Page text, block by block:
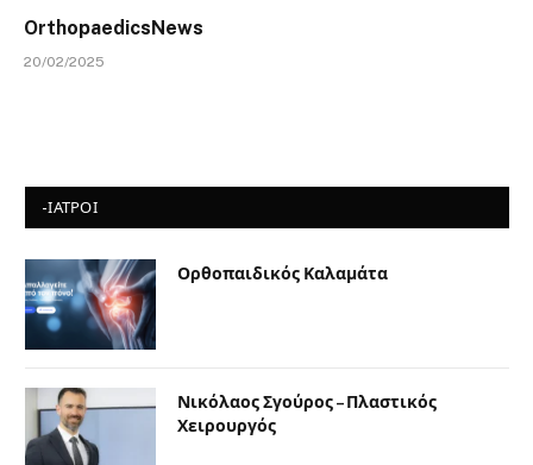
OrthopaedicsNews
20/02/2025
-ΙΑΤΡΟΙ
Ορθοπαιδικός Καλαμάτα
Νικόλαος Σγούρος – Πλαστικός
Χειρουργός